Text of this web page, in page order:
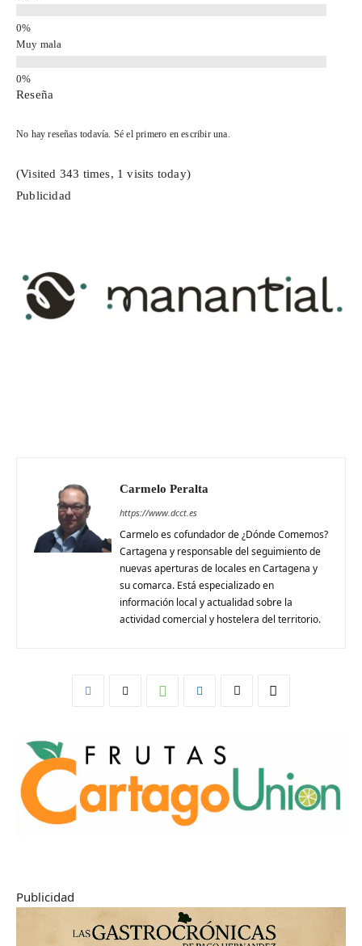
Muy mala
Reseña
No hay reseñas todavía. Sé el primero en escribir una.
(Visited 343 times, 1 visits today)
Publicidad
Carmelo Peralta
https://www.dcct.es
Carmelo es cofundador de ¿Dónde Comemos?
Cartagena y responsable del seguimiento de
nuevas aperturas de locales en Cartagena y
su comarca. Está especializado en
información local y actualidad sobre la
actividad comercial y hostelera del territorio.
Publicidad